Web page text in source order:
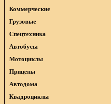
Коммерческие
Грузовые
Спецтехника
Автобусы
Мотоциклы
Прицепы
Автодома
Квадроциклы